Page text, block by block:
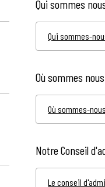
Qui sommes
Qui sommes-
Où sommes
Où sommes-
Notre Conseil
Le conseil